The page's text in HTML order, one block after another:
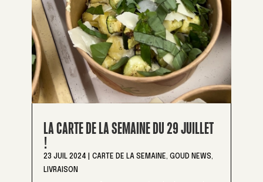
LA CARTE DE LA SEMAINE DU 29 JUILLET
!
23 JUIL 2024 CARTE DE LA SEMAINE, GOUD NEWS,
LIVRAISON